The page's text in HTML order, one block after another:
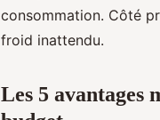
consommation. Côté
froid inattendu.
Les 5